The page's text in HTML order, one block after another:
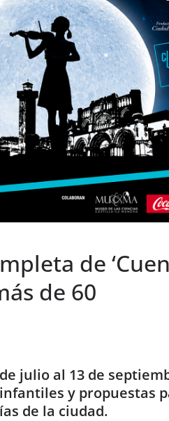
de
de 60
julio al 13 de
y propuestas
de la ciudad.